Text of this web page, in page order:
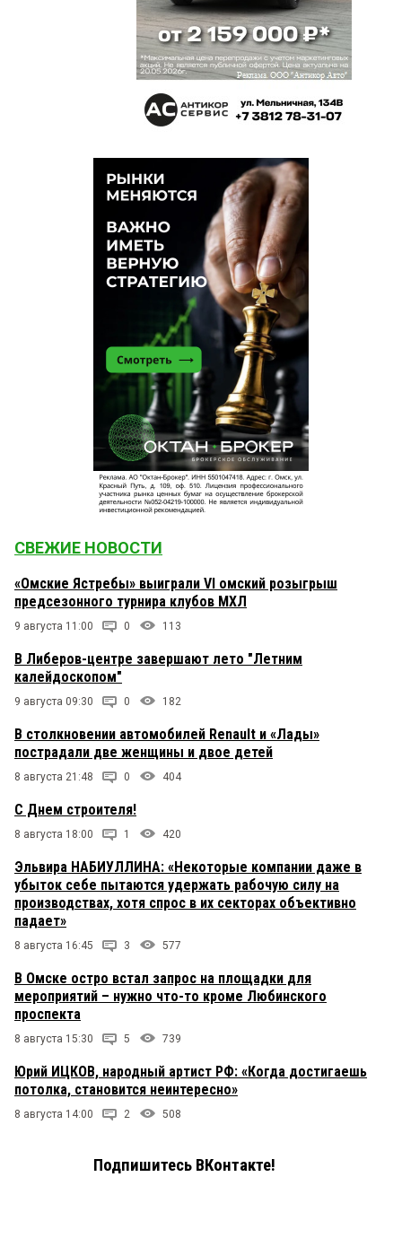
СВЕЖИЕ НОВОСТИ
«Омские Ястребы» выиграли VI омский розыгрыш
предсезонного турнира клубов МХЛ
9 августа 11:00 0 113
В Либеров-центре завершают лето "Летним
калейдоскопом"
9 августа 09:30 0 182
В столкновении автомобилей Renault и «Лады»
пострадали две женщины и двое детей
8 августа 21:48 0 404
С Днем строителя!
8 августа 18:00 1 420
Эльвира НАБИУЛЛИНА: «Некоторые компании даже в
убыток себе пытаются удержать рабочую силу на
производствах, хотя спрос в их секторах объективно
падает»
8 августа 16:45 3 577
В Омске остро встал запрос на площадки для
мероприятий – нужно что-то кроме Любинского
проспекта
8 августа 15:30 5 739
Юрий ИЦКОВ, народный артист РФ: «Когда достигаешь
потолка, становится неинтересно»
8 августа 14:00 2 508
Подпишитесь ВКонтакте!